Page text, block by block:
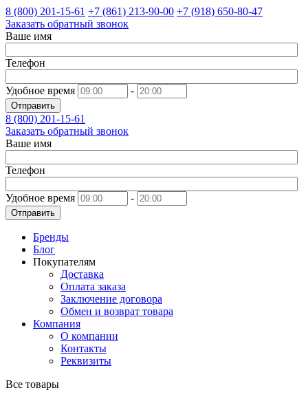
8 (800) 201-15-61 +7 (861) 213-90-00 +7 (918) 650-80-47
Заказать обратный звонок
Ваше имя
Телефон
Удобное время -
Отправить
8 (800) 201-15-61
Заказать обратный звонок
Ваше имя
Телефон
Удобное время -
Отправить
Бренды
Блог
Покупателям
Доставка
Оплата заказа
Заключение договора
Обмен и возврат товара
Компания
О компании
Контакты
Реквизиты
Все товары